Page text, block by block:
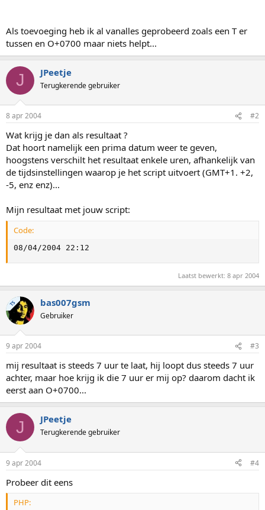
Als toevoeging heb ik al vanalles geprobeerd zoals een T er
tussen en O+0700 maar niets helpt...
J JPeetje
Terugkerende gebruiker
8 apr 2004 #2
Wat krijg je dan als resultaat ?
Dat hoort namelijk een prima datum weer te geven,
hoogstens verschilt het resultaat enkele uren, afhankelijk van
de tijdsinstellingen waarop je het script uitvoert (GMT+1. +2,
-5, enz enz)...
Mijn resultaat met jouw script:
Code:
08/04/2004 22:12
Laatst bewerkt: 8 apr 2004
TS bas007gsm
Gebruiker
9 apr 2004 #3
mij resultaat is steeds 7 uur te laat, hij loopt dus steeds 7 uur
achter, maar hoe krijg ik die 7 uur er mij op? daarom dacht ik
eerst aan O+0700...
J JPeetje
Terugkerende gebruiker
9 apr 2004 #4
Probeer dit eens
PHP: